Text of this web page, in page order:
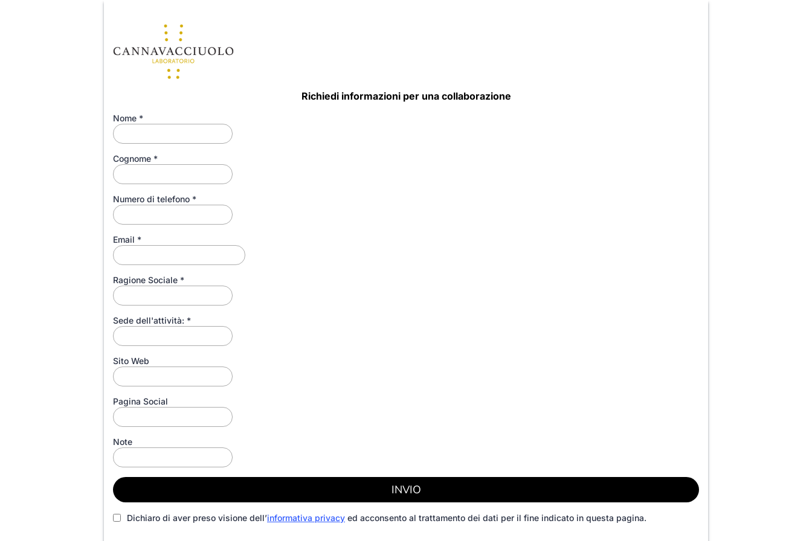
Richiedi informazioni per una collaborazione
Nome *
Cognome *
Numero di telefono *
Email *
Ragione Sociale *
Sede dell'attività: *
Sito Web
Pagina Social
Note
INVIO
Dichiaro di aver preso visione dell’informativa privacy ed acconsento al trattamento dei dati per il fine indicato in questa pagina.